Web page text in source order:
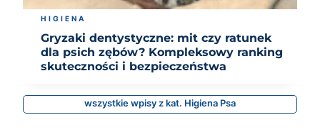
HIGIENA
Gryzaki dentystyczne: mit czy ratunek
dla psich zębów? Kompleksowy ranking
skuteczności i bezpieczeństwa
wszystkie wpisy z kat. Higiena Psa